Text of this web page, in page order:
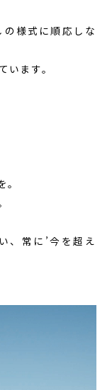
様式に順応しな
ます。
、常に’今を超え